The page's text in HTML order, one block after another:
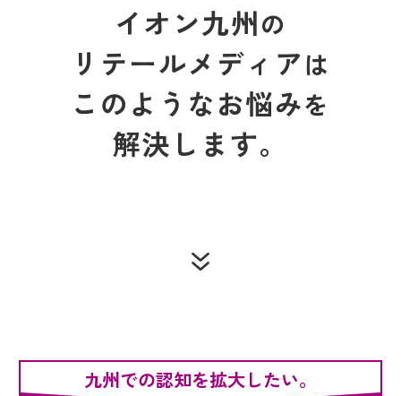
イオン九州の
リテールメディアは
このようなお悩みを
解決します。
九州での認知を拡大したい。